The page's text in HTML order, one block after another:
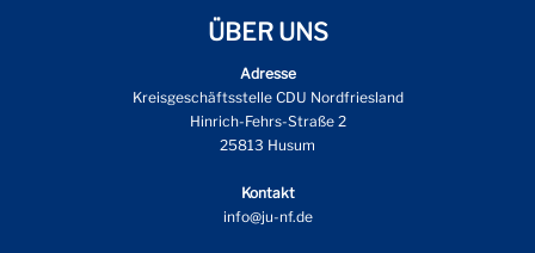
ÜBER UNS
Adresse
Kreisgeschäftsstelle CDU Nordfriesland
Hinrich-Fehrs-Straße 2
25813 Husum
Kontakt
info@ju-nf.de